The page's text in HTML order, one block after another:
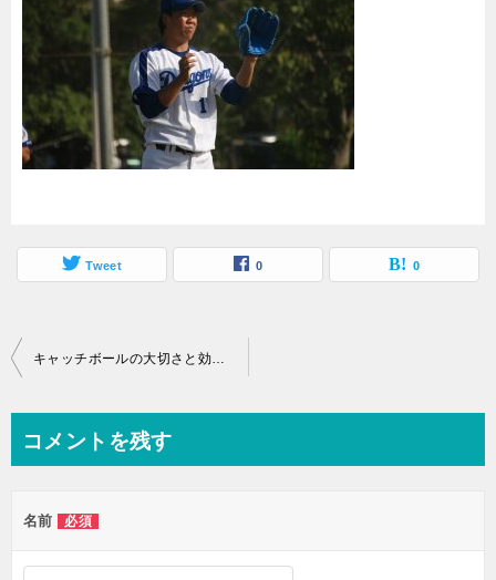
Tweet 0 0
投
ビ
ー
シ
キャッチボールの大切さと効果を忘れないこと！捕り方と投げ方の基本
コメントを残す
名前 必須